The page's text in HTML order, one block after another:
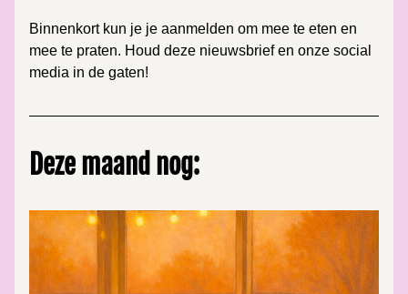
Binnenkort kun je je aanmelden om mee te eten en
mee te praten. Houd deze nieuwsbrief en onze social
media in de gaten!
Deze maand nog: